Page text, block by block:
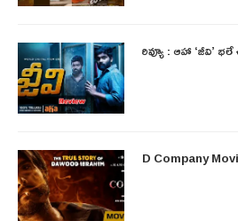
రివ్యూ : ఆహా ‘జీవి’
D Company